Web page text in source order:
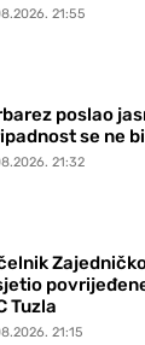
21:55
poslao
se ne
21:32
Tuzla
21:15